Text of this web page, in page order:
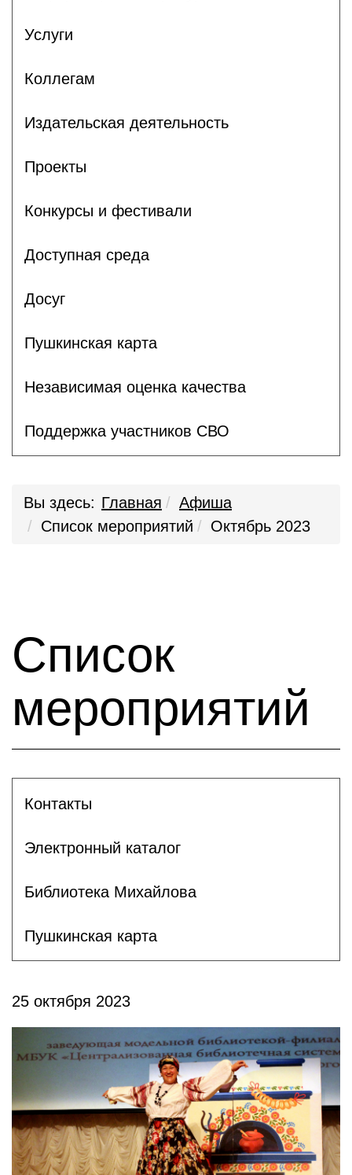
Услуги
Коллегам
Издательская деятельность
Проекты
Конкурсы и фестивали
Доступная среда
Досуг
Пушкинская карта
Независимая оценка качества
Поддержка участников СВО
Вы здесь: Главная
Афиша
Список мероприятий
Октябрь 2023
Список
мероприятий
Контакты
Электронный каталог
Библиотека Михайлова
Пушкинская карта
25 октября 2023